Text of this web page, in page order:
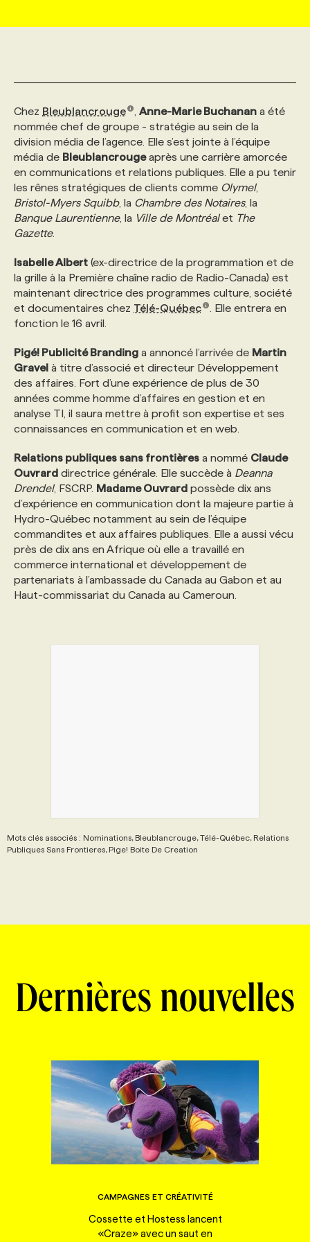
AFFAIRES DE L'INDUSTRIE
INITIATIVES NUMÉRIQUES
PRIX ET DISTINCTIONS
TENDANCES
WEB & MÉDIAS SOCIAUX
MARKETING DURABLE
GEO/SEO
ÉVÉNEMENTIEL
INFOLETTRE PUBLICITÉ
ANNONCEZ AVEC NOUS
CONSULTER LA CVTHÈQUE
PROFIL ENTREPRISE
FAQ
ANNONCEZ AVEC NOUS
VOIR LES OFFRES
PROFIL CANDIDAT
FAQ
ANNONCEZ AVEC NOUS
NOS FORMATIONS EN LIGNE
NOS PARCOURS DE FORMATIONS
FORMATIONS PERSONNALISÉES
NOS FORMATEUR‧RICES
POURQUOI CHOISIR NOS FORMATIONS
NOS TARIFS
FAQ
ANNONCEZ AVEC NOUS
CHASSE DE TÊTE
SERVICE DE CHASSE DE TÊTE
NOS TARIFS
NOS EXPERTISES
FAQ
ANNONCEZ AVEC NOUS
Chez Bleublancrouge Anne-Marie Buchanana été
nommée chef de groupe - stratégie au sein de la
division média de l’agence. Elle s’est jointe à l’équipe
média de Bleublancrougeaprès une carrière amorcée
en communications et relations publiques. Elle a pu tenir
les rênes stratégiques de clients comme Olymel,
Bristol-Myers Squibb, la Chambre des Notaires, la
Banque Laurentienne, la Ville de Montréalet The
Gazette.
Isabelle Albert (ex-directrice de la programmation et de
la grille à la Première chaîne radio de Radio-Canada) est
maintenant directrice des programmes culture, société
et documentaires chez Télé-Québec
. Elle entrera en
fonction le 16 avril.
Pigé! Publicité Branding a annoncé l’arrivée de Martin
Gravel à titre d’associé et directeur Développement
des affaires. Fort d’une expérience de plus de 30
années comme homme d’affaires en gestion et en
analyse TI, il saura mettre à profit son expertise et ses
connaissances en communication et en web.
Relations publiques sans frontières a nommé Claude
Ouvrard directrice générale. Elle succède à Deanna
Drendel, FSCRP. Madame Ouvrard possède dix ans
d’expérience en communication dont la majeure partie à
Hydro-Québec notamment au sein de l’équipe
commandites et aux affaires publiques. Elle a aussi vécu
près de dix ans en Afrique où elle a travaillé en
commerce international et développement de
partenariats à l’ambassade du Canada au Gabon et au
Haut-commissariat du Canada au Cameroun.
Mots clés associés : Nominations, Bleublancrouge, Télé-Québec, Relations
Publiques Sans Frontieres, Pige! Boite De Creation
Dernières nouvelles
CAMPAGNES ET CRÉATIVITÉ
Cossette et Hostess lancent
«Craze» avec un saut en